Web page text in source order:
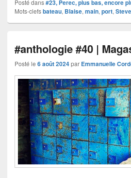
Posté dans#23, Perec, plus bas, encore
Mots-clefsbateau, Blaise,main,port,
#anthologie #40 |
Posté le 6 août 2024par Emmanuelle